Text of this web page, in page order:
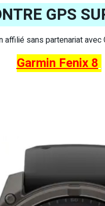
GPS
affilié sans partenariat avec
Garmin Fenix 8